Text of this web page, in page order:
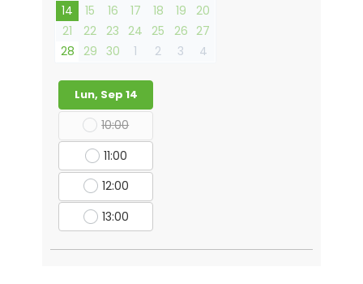
14
15 16 17 18 19
20
21
22 23 24 25 26 27
28
29 30 1 2 3 4
Lun, Sep 14
10:00
11:00
12:00
13:00